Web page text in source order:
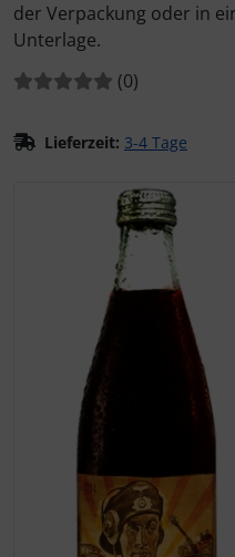
der Verpackung oder in
Unterlage.
Bewertungen:
(0Bewertungen
)
Lieferzeit: 3-4 Tage
Wenn mehr als ein